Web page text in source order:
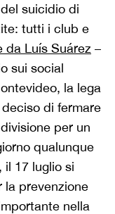
suicidio di
tutti i club e
da Luís Suárez –
sui social
la lega
di fermare
per un
qualunque
il 17 luglio si
la prevenzione
nella